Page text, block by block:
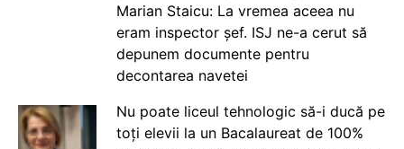
Marian Staicu: La vremea aceea nu
eram inspector șef. ISJ ne-a cerut să
depunem documente pentru
decontarea navetei
Nu poate liceul tehnologic să-i ducă pe
toți elevii la un Bacalaureat de 100%